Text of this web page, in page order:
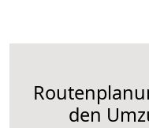
den